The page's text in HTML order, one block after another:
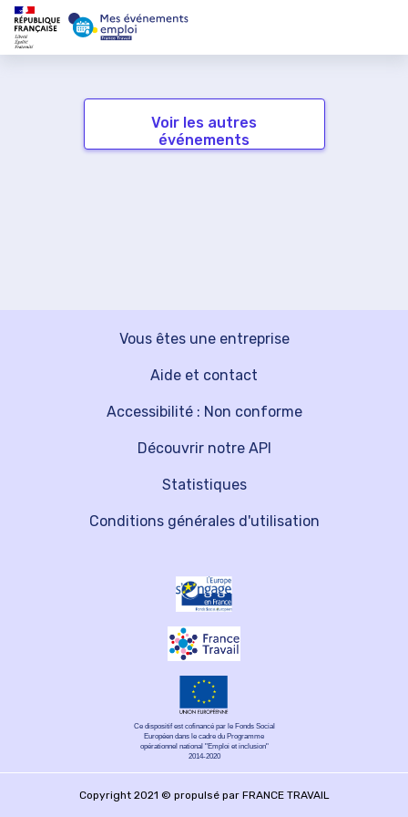
Voir les autres
événements
Vous êtes une entreprise
Découvrir notre API
Aide et contact
Statistiques
Accessibilité : Non conforme
Conditions générales d'utilisation
Ce dispositif est cofinancé par le Fonds Social
Européen dans le cadre du Programme
opérationnel national "Emploi et inclusion"
2014-2020
Copyright 2021 © propulsé par FRANCE TRAVAIL